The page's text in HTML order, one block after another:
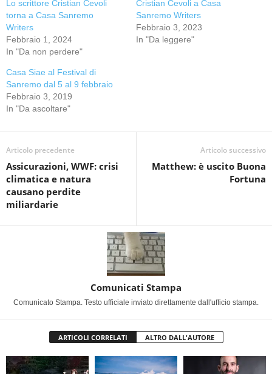
Lo scrittore Cristian Cevoli
torna a Casa Sanremo
Writers
Febbraio 1, 2024
In "Da non perdere"
Cristian Cevoli a Casa
Sanremo Writers
Febbraio 3, 2023
In "Da leggere"
Casa Siae al Festival di
Sanremo dal 5 al 9 febbraio
Febbraio 3, 2019
In "Da ascoltare"
Articolo precedente
Assicurazioni, WWF: crisi
climatica e natura
causano perdite
miliardarie
Articolo successivo
Matthew: è uscito Buona
Fortuna
Comunicati Stampa
Comunicato Stampa. Testo ufficiale inviato direttamente dall'ufficio stampa.
ARTICOLI CORRELATI ALTRO DALL'AUTORE